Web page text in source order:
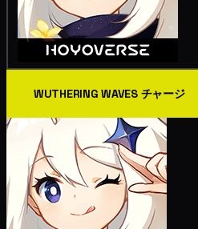
WUTHERING WAVES チャージ